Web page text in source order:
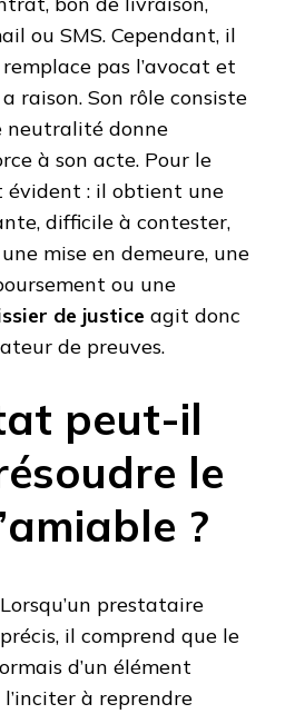
ou SMS. Cependant, il
pas l’avocat et
raison. Son rôle consiste
neutralité donne
à son acte. Pour le
évident : il obtient une
difficile à contester,
mise en demeure, une
ou une
de justice agit donc
de preuves.
peut-il
le
?
prestataire
il comprend que le
d’un élément
à reprendre